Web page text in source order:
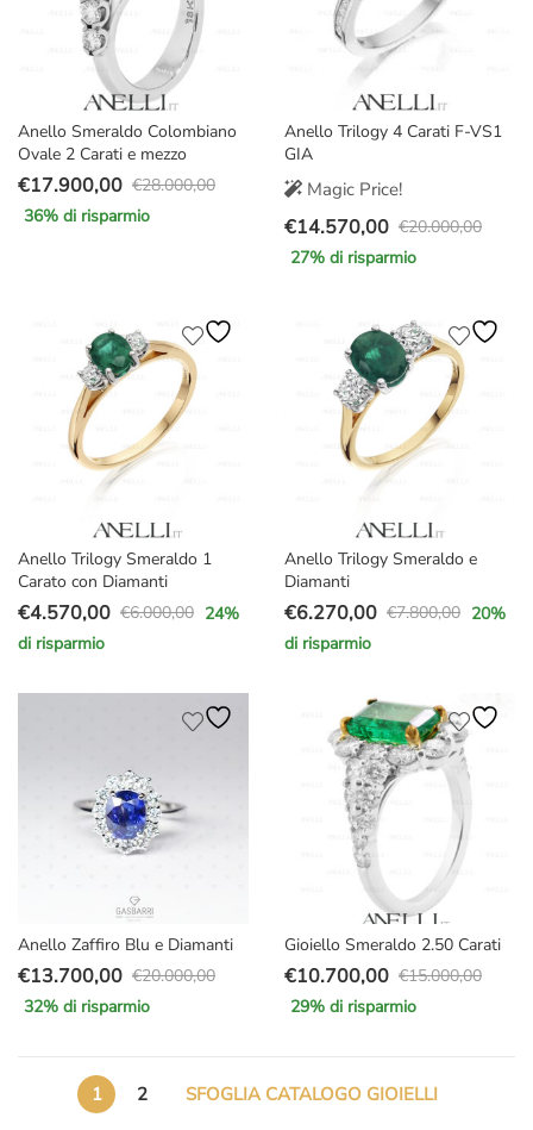
Anello Smeraldo Colombiano
Ovale 2 Carati e mezzo
€28.000,00
Il
prezzo
€17.900,00
Il
prezzo
36% di risparmio
Anello Trilogy 4 Carati F-VS1
GIA
Magic Price!
€20.000,00
Il
prezzo
€20.000,00.
€14.570,00
Il
prezzo
€14.570,00.
27% di risparmio
Anello Trilogy Smeraldo 1
Carato con Diamanti
€6.000,00
Il
prezzo
€4.570,00
Il
prezzo
24%
di risparmio
Anello Trilogy Smeraldo e
Diamanti
€7.800,00
Il
prezzo
€7.800,00.
€6.270,00
Il
prezzo
€6.270,00.
20%
di risparmio
Anello Zaffiro Blu e Diamanti
€20.000,00
Il
prezzo
€20.000,00.
€13.700,00
Il
prezzo
€13.700,00.
32% di risparmio
Gioiello Smeraldo 2.50 Carati
€15.000,00
Il
prezzo
€15.000,00.
€10.700,00
Il
prezzo
€10.700,00.
29% di risparmio
1 2 SFOGLIA CATALOGO GIOIELLI